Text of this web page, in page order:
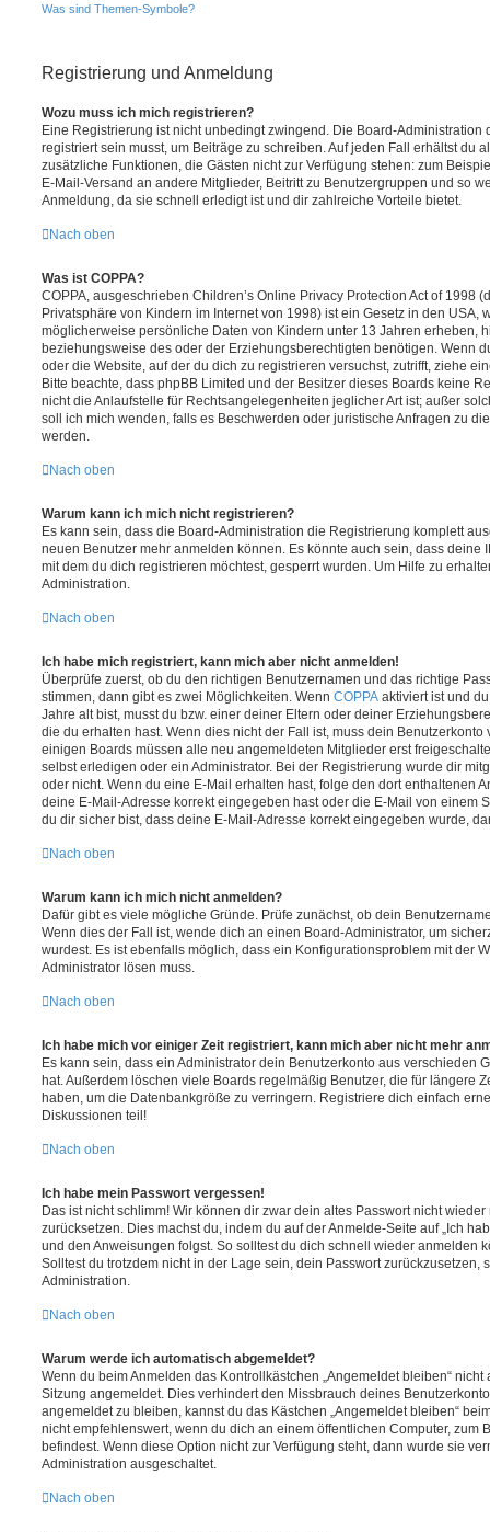
Was sind Themen-Symbole?
Registrierung und Anmeldung
Wozu muss ich mich registrieren?
Eine Registrierung ist nicht unbedingt zwingend. Die Board-Administration
registriert sein musst, um Beiträge zu schreiben. Auf jeden Fall erhältst du
zusätzliche Funktionen, die Gästen nicht zur Verfügung stehen: zum
E-Mail-Versand an andere Mitglieder, Beitritt zu Benutzergruppen und so
Anmeldung, da sie schnell erledigt ist und dir zahlreiche Vorteile bietet.
Nach oben
Was ist COPPA?
COPPA, ausgeschrieben Children’s Online Privacy Protection Act of 1998
Privatsphäre von Kindern im Internet von 1998) ist ein Gesetz in den USA,
möglicherweise persönliche Daten von Kindern unter 13 Jahren erheben,
beziehungsweise des oder der Erziehungsberechtigten benötigen. Wenn
oder die Website, auf der du dich zu registrieren versuchst, zutrifft, ziehe
Bitte beachte, dass phpBB Limited und der Besitzer dieses Boards keine
nicht die Anlaufstelle für Rechtsangelegenheiten jeglicher Art ist; außer
soll ich mich wenden, falls es Beschwerden oder juristische Anfragen zu
werden.
Nach oben
Warum kann ich mich nicht registrieren?
Es kann sein, dass die Board-Administration die Registrierung komplett
neuen Benutzer mehr anmelden können. Es könnte auch sein, dass deine
mit dem du dich registrieren möchtest, gesperrt wurden. Um Hilfe zu
Administration.
Nach oben
Ich habe mich registriert, kann mich aber nicht anmelden!
Überprüfe zuerst, ob du den richtigen Benutzernamen und das richtige
stimmen, dann gibt es zwei Möglichkeiten. Wenn COPPA aktiviert ist und
Jahre alt bist, musst du bzw. einer deiner Eltern oder deiner
die du erhalten hast. Wenn dies nicht der Fall ist, muss dein
einigen Boards müssen alle neu angemeldeten Mitglieder erst
selbst erledigen oder ein Administrator. Bei der Registrierung wurde dir
oder nicht. Wenn du eine E-Mail erhalten hast, folge den dort enthaltenen
deine E-Mail-Adresse korrekt eingegeben hast oder die E-Mail von einem
du dir sicher bist, dass deine E-Mail-Adresse korrekt eingegeben wurde,
Nach oben
Warum kann ich mich nicht anmelden?
Dafür gibt es viele mögliche Gründe. Prüfe zunächst, ob dein
Wenn dies der Fall ist, wende dich an einen Board-Administrator, um
wurdest. Es ist ebenfalls möglich, dass ein Konfigurationsproblem mit der
Administrator lösen muss.
Nach oben
Ich habe mich vor einiger Zeit registriert, kann mich aber nicht mehr
Es kann sein, dass ein Administrator dein Benutzerkonto aus verschieden
hat. Außerdem löschen viele Boards regelmäßig Benutzer, die für längere
haben, um die Datenbankgröße zu verringern. Registriere dich einfach
Diskussionen teil!
Nach oben
Ich habe mein Passwort vergessen!
Das ist nicht schlimm! Wir können dir zwar dein altes Passwort nicht
zurücksetzen. Dies machst du, indem du auf der Anmelde-Seite auf „Ich
und den Anweisungen folgst. So solltest du dich schnell wieder anmelden
Solltest du trotzdem nicht in der Lage sein, dein Passwort zurückzusetzen,
Administration.
Nach oben
Warum werde ich automatisch abgemeldet?
Wenn du beim Anmelden das Kontrollkästchen „Angemeldet bleiben“
Sitzung angemeldet. Dies verhindert den Missbrauch deines
angemeldet zu bleiben, kannst du das Kästchen „Angemeldet bleiben“
nicht empfehlenswert, wenn du dich an einem öffentlichen Computer, zum
befindest. Wenn diese Option nicht zur Verfügung steht, dann wurde sie
Administration ausgeschaltet.
Nach oben